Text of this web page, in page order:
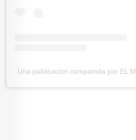
Una publicación compartida por EL